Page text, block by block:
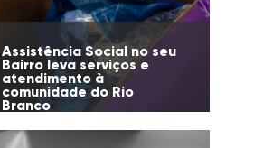
Assistência Social no seu
Bairro leva serviços e
atendimento à
comunidade do Rio
Branco